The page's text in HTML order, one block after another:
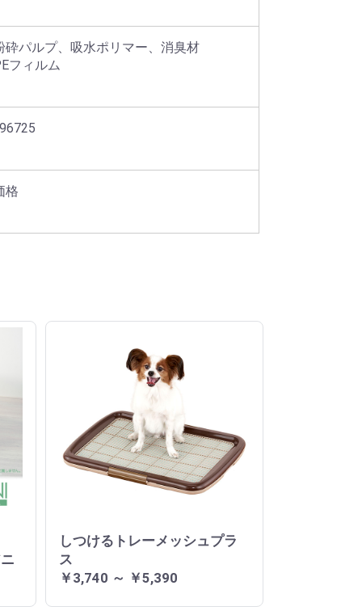
砕パルプ、吸水ポリマー、消臭材
フィルム
格
しつけるトレーメッシュプラ
ス
￥3,740 ～ ￥5,390